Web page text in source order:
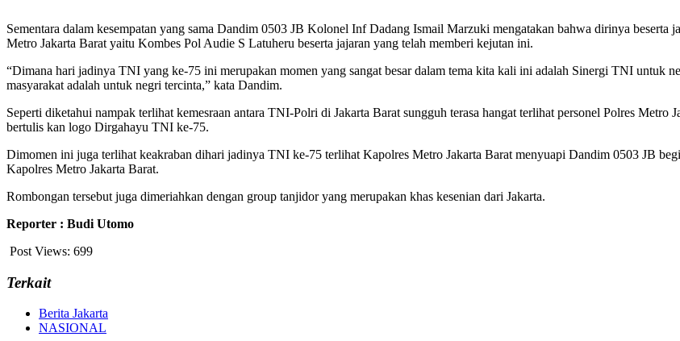
Sementara dalam kesempatan yang sama Dandim 0503 JB Kolonel Inf Dadang Ismail Marzuki mengatakan bahwa dirinya beserta
Metro Jakarta Barat yaitu Kombes Pol Audie S Latuheru beserta jajaran yang telah memberi kejutan ini.
“Dimana hari jadinya TNI yang ke-75 ini merupakan momen yang sangat besar dalam tema kita kali ini adalah Sinergi TNI untuk
masyarakat adalah untuk negri tercinta,” kata Dandim.
Seperti diketahui nampak terlihat kemesraan antara TNI-Polri di Jakarta Barat sungguh terasa hangat terlihat personel Polres
bertulis kan logo Dirgahayu TNI ke-75.
Dimomen ini juga terlihat keakraban dihari jadinya TNI ke-75 terlihat Kapolres Metro Jakarta Barat menyuapi Dandim 0503 JB
Kapolres Metro Jakarta Barat.
Rombongan tersebut juga dimeriahkan dengan group tanjidor yang merupakan khas kesenian dari Jakarta.
Reporter : Budi Utomo
Post Views: 699
Terkait
Berita Jakarta
NASIONAL